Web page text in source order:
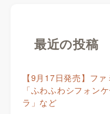
最近の投稿
【9月17日発売】フ
「ふわふわシフォン
ラ」など